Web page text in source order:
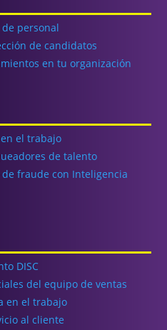
de personal
de candidatos
en tu organización
el trabajo
de talento
fraude con Inteligencia
DISC
del equipo de ventas
en el trabajo
al cliente